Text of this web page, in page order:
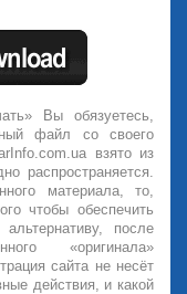
Вы обязуетесь,
файл со своего
взято из
распространяется.
материала, то,
чтобы обеспечить
после
«оригинала»
сайта не несёт
действия, и какой